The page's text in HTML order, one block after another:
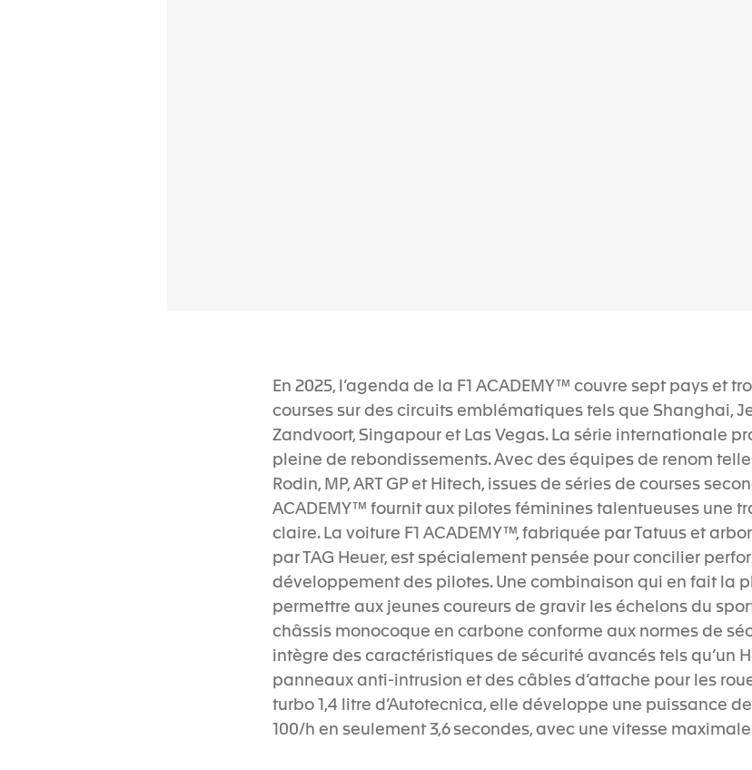
En 2025, l’agenda de la F1 ACADEMY™ couvre sept pays et
courses sur des circuits emblématiques tels que Shanghai,
Zandvoort, Singapour et Las Vegas. La série internationale
pleine de rebondissements. Avec des équipes de renom
Rodin, MP, ART GP et Hitech, issues de séries de courses
ACADEMY™ fournit aux pilotes féminines talentueuses une
claire. La voiture F1 ACADEMY™, fabriquée par Tatuus et
par TAG Heuer, est spécialement pensée pour concilier
développement des pilotes. Une combinaison qui en fait la
permettre aux jeunes coureurs de gravir les échelons du
châssis monocoque en carbone conforme aux normes de
intègre des caractéristiques de sécurité avancés tels qu’un
panneaux anti-intrusion et des câbles d’attache pour les
turbo 1,4 litre d’Autotecnica, elle développe une puissance
100/h en seulement 3,6 secondes, avec une vitesse